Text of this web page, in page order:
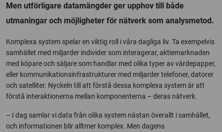
Men utförligare datamängder ger upphov till både
utmaningar och möjligheter för nätverk som analysmetod.
Komplexa system spelar en viktig roll i våra dagliga liv. Ta exempelvis
samhället med miljarder individer som interagerar, aktiemarknaden
med köpare och säljare som handlar med olika typer av värdepapper,
eller kommunikationsinfrastrukturer med miljarder telefoner, datorer
och satelliter. Nyckeln till att förstå dessa komplexa system är att
förstå interaktionerna mellan komponenterna – deras nätverk.
– I dag samlar vi data från olika system nästan överallt i samhället,
och informationen blir alltmer komplex. Men dagens